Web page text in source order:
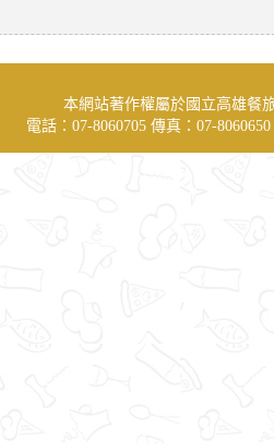
本網站著作權屬於國立高雄餐
電話：07-8060705 傳真：07-